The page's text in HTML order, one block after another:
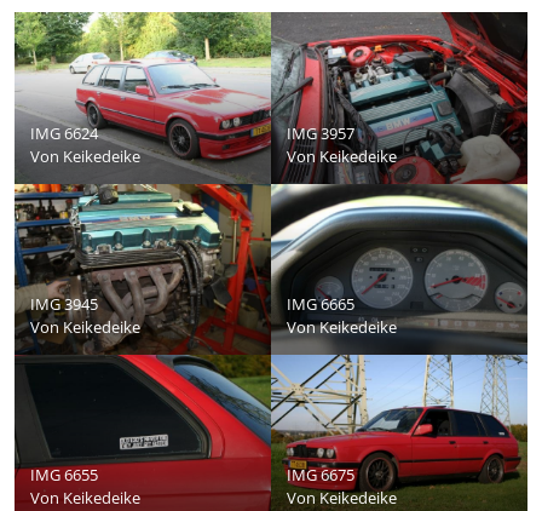
IMG 6624
Von Keikedeike
IMG 3957
VonKeikedeike
IMG 3945
VonKeikedeike
IMG 6665
VonKeikedeike
IMG 6655
Von Keikedeike
IMG 6675
VonKeikedeike